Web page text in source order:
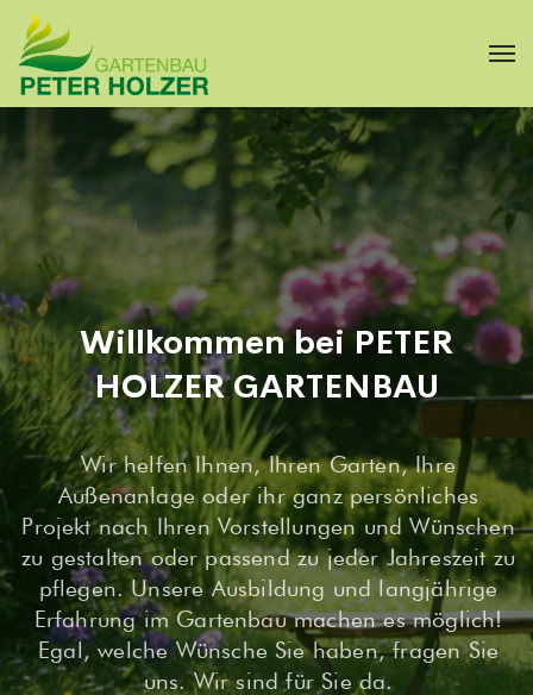
Willkommen bei PETER
HOLZER GARTENBAU
Wir helfen Ihnen, Ihren Garten, Ihre
Außenanlage oder ihr ganz persönliches
Projekt nach Ihren Vorstellungen und Wünschen
zu gestalten oder passend zu jeder Jahreszeit zu
pflegen. Unsere Ausbildung und langjährige
Erfahrung im Gartenbau machen es möglich!
Egal, welche Wünsche Sie haben, fragen Sie
uns. Wir sind für Sie da.